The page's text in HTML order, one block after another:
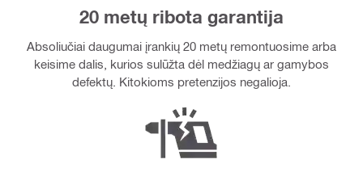
20 metų ribota garantija
Absoliučiai daugumai įrankių 20 metų remontuosime arba
keisime dalis, kurios sulūžta dėl medžiagų ar gamybos
defektų. Kitokioms pretenzijos negalioja.